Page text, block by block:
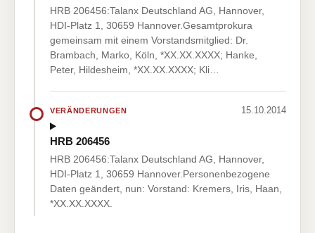
HRB 206456:Talanx Deutschland AG, Hannover,
HDI-Platz 1, 30659 Hannover.Gesamtprokura
gemeinsam mit einem Vorstandsmitglied: Dr.
Brambach, Marko, Köln, *XX.XX.XXXX; Hanke,
Peter, Hildesheim, *XX.XX.XXXX; Kli…
VERÄNDERUNGEN 15.10.2014
HRB 206456
HRB 206456:Talanx Deutschland AG, Hannover,
HDI-Platz 1, 30659 Hannover.Personenbezogene
Daten geändert, nun: Vorstand: Kremers, Iris, Haan,
*XX.XX.XXXX.